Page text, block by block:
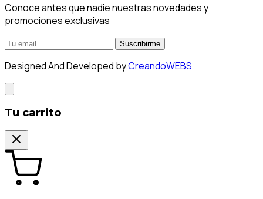
Conoce antes que nadie nuestras novedades y
promociones exclusivas
Suscribirme
Designed And Developed byCreandoWEBS
Tu carrito